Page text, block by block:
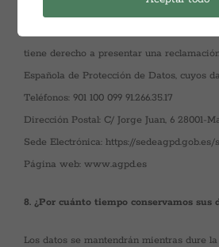
tiene derecho a presentar una
Española de Protección de Datos, cuyos
Teléfonos: 901 100 099 91.266.35.17
Dirección Postal: C/ Jorge Juan, 6 28001-
Sede Electrónica: https://
Página web: www.agpd.es
8. ¿Por cuánto tiempo conservamos sus
Los datos se mantendrán mientras dure